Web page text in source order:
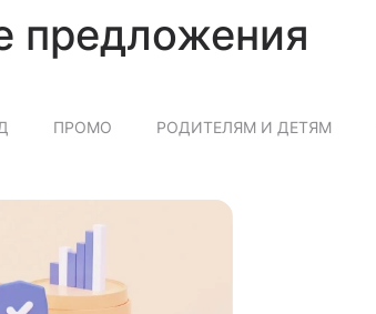
предложения
ПРОМО РОДИТЕЛЯМ И ДЕТЯМ